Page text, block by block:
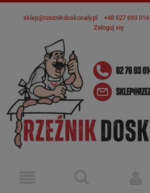
sklep@rzeznikdoskonaly.pl +48 627 693 014
Zaloguj się